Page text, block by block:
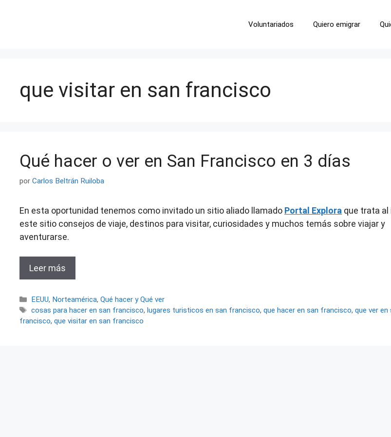
Voluntariados Quiero emigrar
que visitar en san francisco
Qué hacer o ver en San Francisco en 3 días
por Carlos Beltrán Ruiloba
En esta oportunidad tenemos como invitado un sitio aliado llamado Portal Explora que trata al
este sitio consejos de viaje, destinos para visitar, curiosidades y muchos temás sobre viajar y
aventurarse.
Leer más
Categorías
EEUU, Norteamérica,Qué hacer y Qué ver
Etiquetas
cosas para hacer en san francisco,lugares turisticos en san francisco,que hacer en san francisco,que ver en
francisco, que visitar en san francisco